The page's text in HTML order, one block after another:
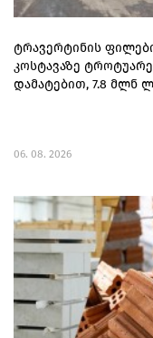
ტრავერტინის
კოსტავაზე
დამატებით, 7.8 მლნ
06. 08. 2026